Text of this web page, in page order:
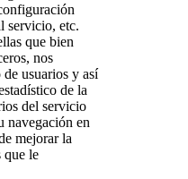
servicio, etc.
que bien
nos
usuarios y así
de la
del servicio
navegación en
mejorar la
que le